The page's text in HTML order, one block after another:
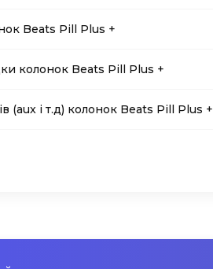
Beats Pill Plus +
колонок Beats Pill Plus +
(aux і т.д) колонок Beats Pill Plus +